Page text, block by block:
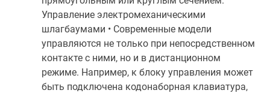
Управление электромеханическими
шлагбаумами • Современные модели
управляются не только при непосредственном
контакте с ними, но и в дистанционном
режиме. Например, к блоку управления может
быть подключена кодонаборная клавиатура,